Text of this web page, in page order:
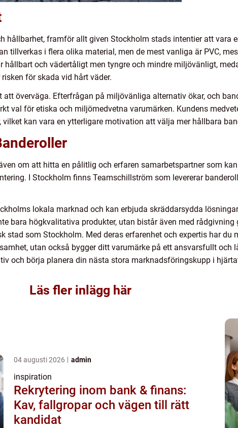
hållbarhet, framför allt given Stockholm stads intentier att vara
tillverkas i flera olika material, men de mest vanliga är PVC,
hållbart och vädertåligt men tyngre och mindre miljövänligt,
för skada vid hårt väder.
överväga. Efterfrågan på miljövänliga alternativ ökar, och
val för etiska och miljömedvetna varumärken. Kundens
kan vara en ytterligare motivation att välja mer hållbara
om att hitta en pålitlig och erfaren samarbetspartner som
I Stockholm finns Teamschillström som levererar
lokala marknad och kan erbjuda skräddarsydda
bara högkvalitativa produkter, utan bistår även med
stad som Stockholm. Med deras erfarenhet och expertis har du
utan också bygger ditt varumärke på ett ansvarsfullt och
och börja planera din nästa stora marknadsföringskupp i
Läs fler inlägg här
04 augusti 2026 admin
inspiration
Rekrytering inom bank & finans:
Kav, fallgropar och vägen till rätt
kandidat